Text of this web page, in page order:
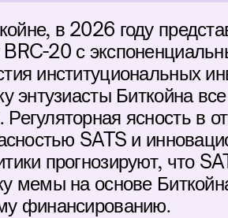
в 2026 году
20 с
институциональных
энтузиасты Биткойна
ясность в
SATS и
прогнозируют, что
мемы на основе
финансированию.